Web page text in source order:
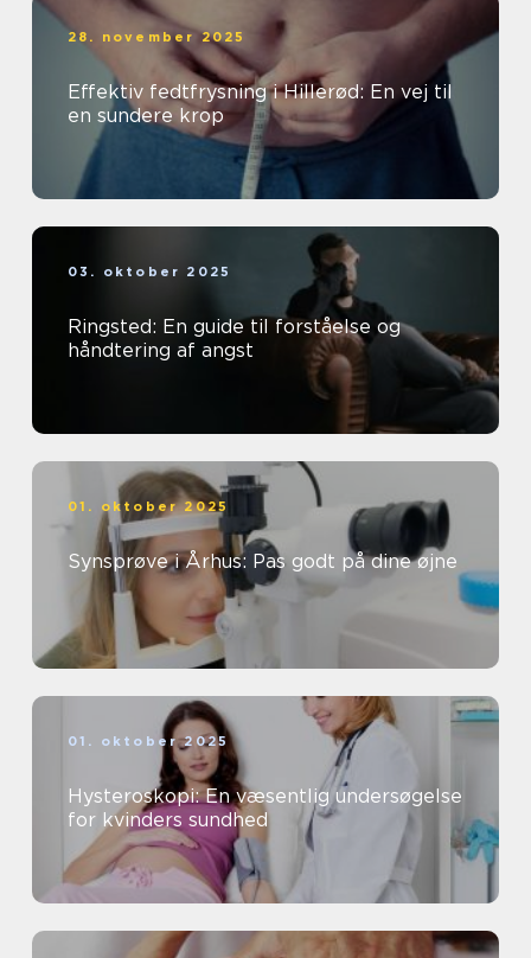
28. november 2025
Effektiv fedtfrysning i Hillerød: En vej til
en sundere krop
03. oktober 2025
Ringsted: En guide til forståelse og
håndtering af angst
01. oktober 2025
Synsprøve i Århus: Pas godt på dine øjne
01. oktober 2025
Hysteroskopi: En væsentlig undersøgelse
for kvinders sundhed